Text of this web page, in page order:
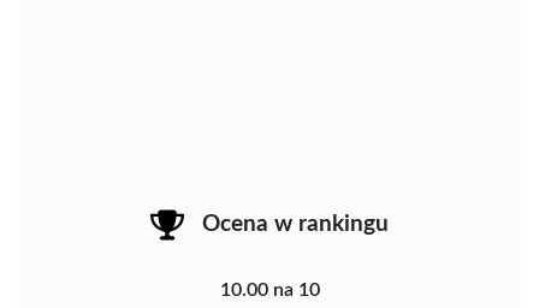
Ocena w rankingu
10.00 na 10